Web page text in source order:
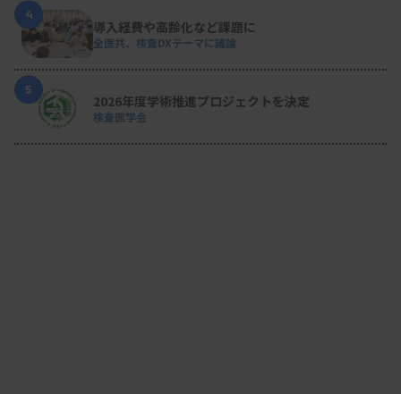
4
導入経費や高齢化など課題に
全医共、検査DXテーマに議論
5
2026年度学術推進プロジェクトを決定
検査医学会